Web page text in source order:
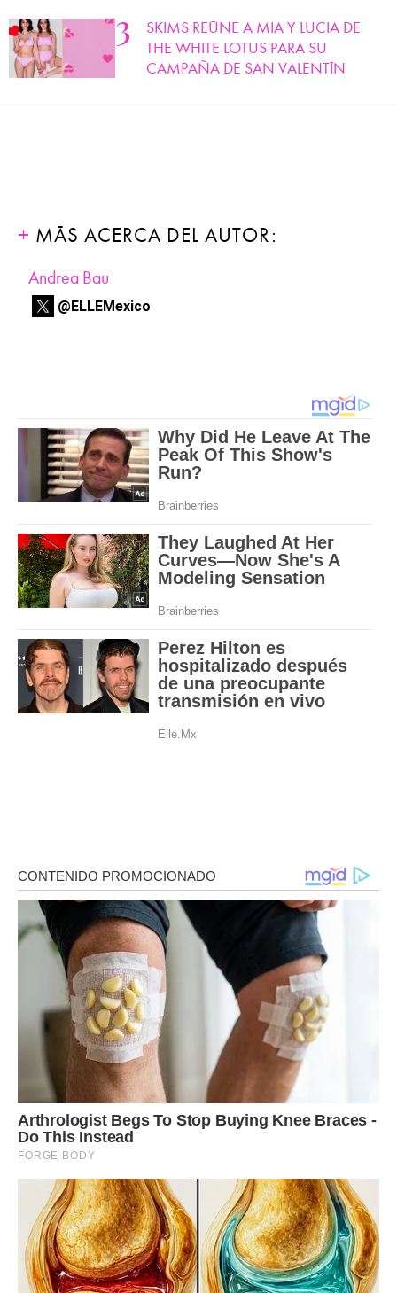
SKIMS REÚNE A MIA Y LUCIA DE
THE WHITE LOTUS PARA SU
CAMPAÑA DE SAN VALENTÍN
MÁS ACERCA DEL AUTOR:
Andrea Bau
@ELLEMexico